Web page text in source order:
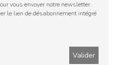
vous envoyer notre newsletter.
le lien de désabonnement intégré